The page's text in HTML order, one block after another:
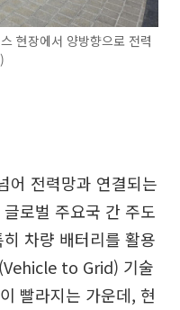
현장에서 양방향으로 전력
어 전력망과 연결되는
글로벌 주요국 간 주도
차량 배터리를 활용
to Grid) 기술
빨라지는 가운데, 현